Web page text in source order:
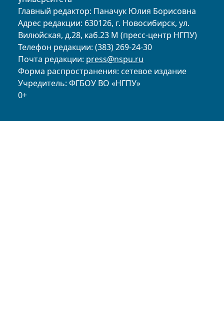
Главный редактор: Паначук Юлия Борисовна
Адрес редакции: 630126, г. Новосибирск, ул.
Вилюйская, д.28, каб.23 М (пресс-центр НГПУ)
Телефон редакции: (383) 269-24-30
Почта редакции: press@nspu.ru
Форма распространения: сетевое издание
Учредитель: ФГБОУ ВО «НГПУ»
0+